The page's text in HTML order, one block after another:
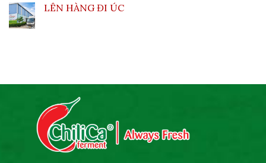
LÊN HÀNG ĐI ÚC